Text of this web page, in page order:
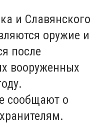
и Славянского
оружие и
после
вооруженных
сообщают о